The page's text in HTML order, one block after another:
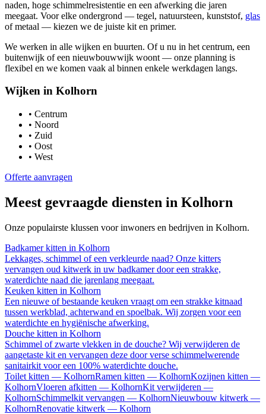
naden, hoge schimmelresistentie en een afwerking die jaren
meegaat. Voor elke ondergrond — tegel, natuursteen, kunststof, glas
of metaal — kiezen we de juiste kit en primer.
We werken in alle wijken en buurten. Of u nu in het centrum, een
buitenwijk of een nieuwbouwwijk woont — onze planning is
flexibel en we komen vaak al binnen enkele werkdagen langs.
Wijken in Kolhorn
• Centrum
• Noord
• Zuid
• Oost
• West
Offerte aanvragen
Meest gevraagde diensten in Kolhorn
Onze populairste klussen voor inwoners en bedrijven in Kolhorn.
Badkamer kitten in Kolhorn
Lekkages, schimmel of een verkleurde naad? Onze kitters
vervangen oud kitwerk in uw badkamer door een strakke,
waterdichte naad die jarenlang meegaat.
Keuken kitten in Kolhorn
Een nieuwe of bestaande keuken vraagt om een strakke kitnaad
tussen werkblad, achterwand en spoelbak. Wij zorgen voor een
waterdichte en hygiënische afwerking.
Douche kitten in Kolhorn
Schimmel of zwarte vlekken in de douche? Wij verwijderen de
aangetaste kit en vervangen deze door verse schimmelwerende
sanitairkit voor een 100% waterdichte douche.
Toilet kitten — KolhornRamen kitten — KolhornKozijnen kitten —
KolhornVloeren afkitten — KolhornKit verwijderen —
KolhornSchimmelkit vervangen — KolhornNieuwbouw kitwerk —
KolhornRenovatie kitwerk — Kolhorn